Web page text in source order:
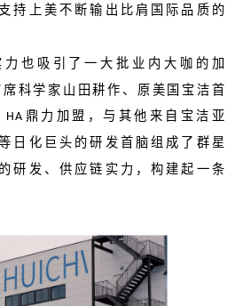
持上美不断输出比肩国际品质的
也吸引了一大批业内大咖的加
席科学家山田耕作、原美国宝洁首
HA 鼎力加盟，与其他来自宝洁亚
日化巨头的研发首脑组成了群星
研发、供应链实力，构建起一条